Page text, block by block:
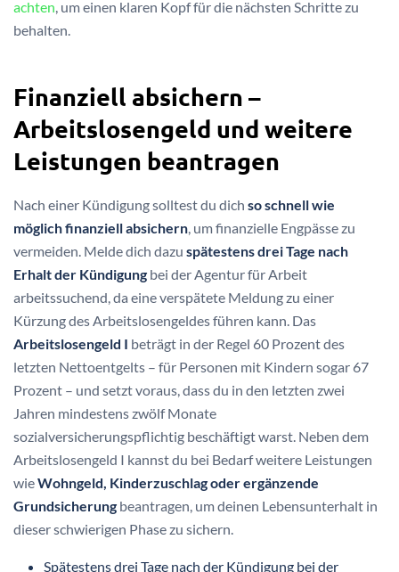
achten , um einen klaren Kopf für die nächsten Schritte zu
behalten.
Finanziell absichern –
Arbeitslosengeld und weitere
Leistungen beantragen
Nach einer Kündigung solltest du dich so schnell wie
möglich finanziell absichern, um finanzielle Engpässe zu
vermeiden. Melde dich dazu spätestens drei Tage nach
Erhalt der Kündigung bei der Agentur für Arbeit
arbeitssuchend, da eine verspätete Meldung zu einer
Kürzung des Arbeitslosengeldes führen kann. Das
Arbeitslosengeld I beträgt in der Regel 60 Prozent des
letzten Nettoentgelts – für Personen mit Kindern sogar 67
Prozent – und setzt voraus, dass du in den letzten zwei
Jahren mindestens zwölf Monate
sozialversicherungspflichtig beschäftigt warst. Neben dem
Arbeitslosengeld I kannst du bei Bedarf weitere Leistungen
wieWohngeld, Kinderzuschlag oder ergänzende
Grundsicherung beantragen, um deinen Lebensunterhalt in
dieser schwierigen Phase zu sichern.
Spätestens drei Tage nach der Kündigung bei der